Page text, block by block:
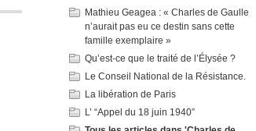
Mathieu Geagea : « Charles de Gaulle
n’aurait pas eu ce destin sans cette
famille exemplaire »
Qu’est-ce que le traité de l’Élysée ?
Le Conseil National de la Résistance.
La libération de Paris
L’ “Appel du 18 juin 1940”